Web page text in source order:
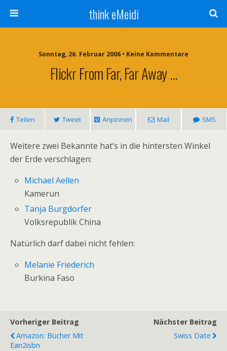
think eMeidi
Sonntag, 26. Februar 2006 • Keine Kommentare
Flickr From Far, Far Away …
Teilen Tweet Anpinnen Mail SMS
Weitere zwei Bekannte hat’s in die hintersten Winkel
der Erde verschlagen:
Michael Aellen
Kamerun
Tanja Burgdorfer
Volksrepublik China
Natürlich darf dabei nicht fehlen:
Melanie Friederich
Burkina Faso
Vorheriger Beitrag
Amazon: Bücher Mit
Ean2isbn
Nächster Beitrag
Swiss Date